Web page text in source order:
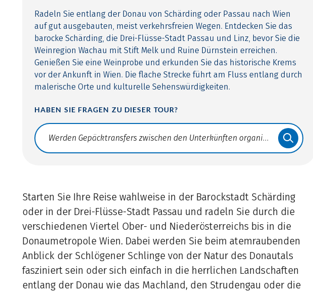
Radeln Sie entlang der Donau von Schärding oder Passau nach Wien
auf gut ausgebauten, meist verkehrsfreien Wegen. Entdecken Sie das
barocke Schärding, die Drei-Flüsse-Stadt Passau und Linz, bevor Sie die
Weinregion Wachau mit Stift Melk und Ruine Dürnstein erreichen.
Genießen Sie eine Weinprobe und erkunden Sie das historische Krems
vor der Ankunft in Wien. Die flache Strecke führt am Fluss entlang durch
malerische Orte und kulturelle Sehenswürdigkeiten.
HABEN SIE FRAGEN ZU DIESER TOUR?
Translate: a11y.faq.search
Starten Sie Ihre Reise wahlweise in der Barockstadt Schärding
oder in der Drei-Flüsse-Stadt Passau und radeln Sie durch die
verschiedenen Viertel Ober- und Niederösterreichs bis in die
Donaumetropole Wien. Dabei werden Sie beim atemraubenden
Anblick der Schlögener Schlinge von der Natur des Donautals
fasziniert sein oder sich einfach in die herrlichen Landschaften
entlang der Donau wie das Machland, den Strudengau oder die